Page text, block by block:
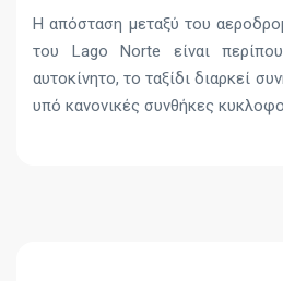
Η απόσταση μεταξύ του
του Lago Norte είναι
αυτοκίνητο, το ταξίδι διαρκεί
υπό κανονικές συνθήκες